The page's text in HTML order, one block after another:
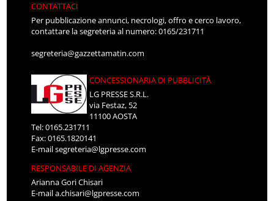
CONTATTACI
Per pubblicazione annunci, necrologi, offro e cerco lavoro,
contattare la segreteria al numero: 0165/231711
segreteria@gazzettamatin.com
CONCESSIONARIA DI PUBBLICITÀ
LG PRESSE S.R.L.
via Festaz, 52
11100 AOSTA
Tel: 0165.231711
Fax: 0165.1820141
E-mailsegreteria@lgpresse.com
RESPONSABILE DI AGENZIA
Arianna Gori Chisari
E-maila.chisari@lgpresse.com